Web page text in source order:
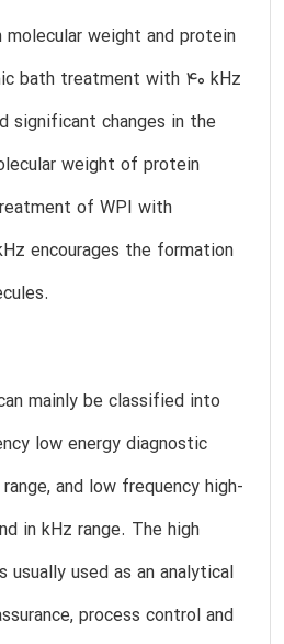
weight and protein
bath treatment with 40 kHz
significant changes in the
weight of protein
of WPI with
encourages the formation
mainly be classified into
low energy diagnostic
and low frequency high-
in kHz range. The high
usually used as an analytical
process control and